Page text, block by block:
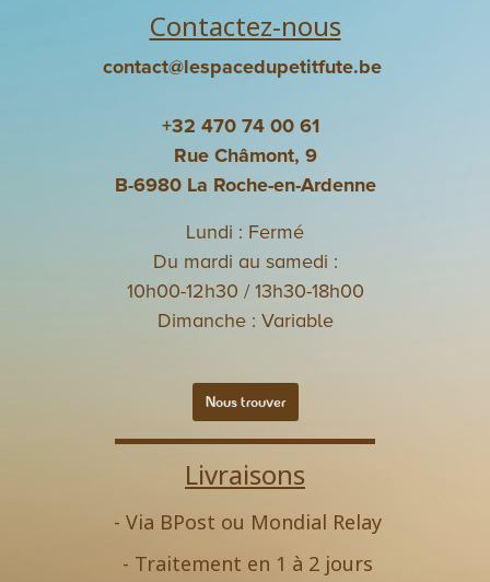
Contactez-nous
contact@lespacedupetitfute.be
+32 470 74 00 61
Rue Châmont, 9
B-6980 La Roche-en-Ardenne
Lundi : Fermé
Du mardi au samedi :
10h00-12h30 / 13h30-18h00
Dimanche : Variable
Nous trouver
Livraisons
- Via BPost ou Mondial Relay
- Traitement en 1 à 2 jours